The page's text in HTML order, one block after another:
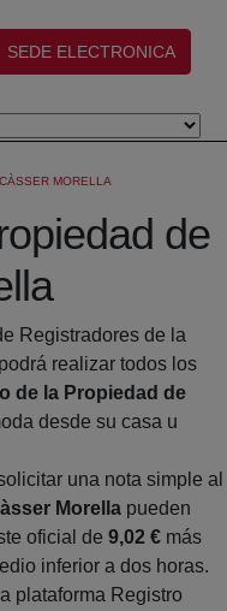
(abre en nueva ventana)
SEDE ELECTRONICA
MORELLA
de
Registradores de la
realizar todos los
de la Propiedad de
desde su casa u
una nota simple al
Morella pueden
oficial de 9,02 € más
inferior a dos horas.
plataforma Registro